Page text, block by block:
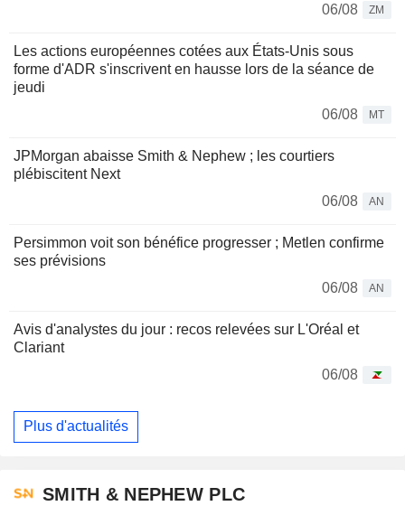
06/08
ZM
Les actions européennes cotées aux États-Unis sous
forme d'ADR s'inscrivent en hausse lors de la séance de
jeudi
06/08
MT
JPMorgan abaisse Smith & Nephew ; les courtiers
plébiscitent Next
06/08
AN
Persimmon voit son bénéfice progresser ; Metlen confirme
ses prévisions
06/08
AN
Avis d'analystes du jour : recos relevées sur L'Oréal et
Clariant
06/08
Plus d'actualités
SMITH & NEPHEW PLC